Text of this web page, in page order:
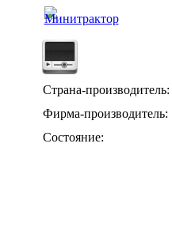
Страна-производитель:
Фирма-производитель:
Состояние: